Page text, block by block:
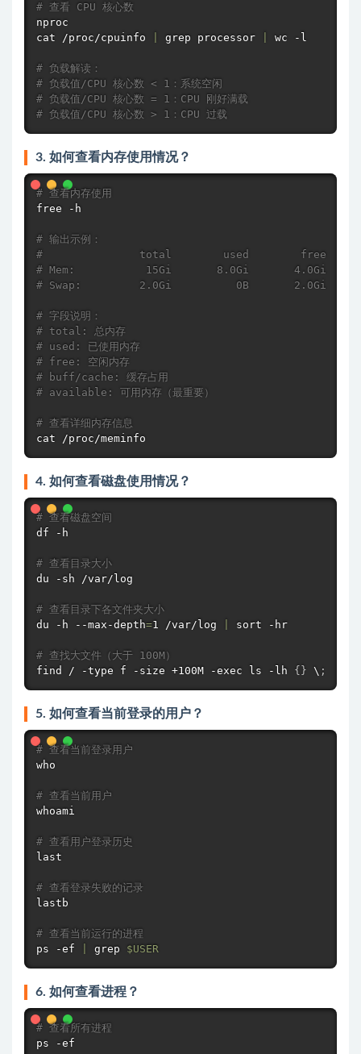
# 查看 CPU 核心数
cat /proc/cpuinfo grep processor wc -l
# 负载解读：
# 负载值/CPU 核心数 < 1：系统空闲
# 负载值/CPU 核心数 = 1：CPU 刚好满载
# 负载值/CPU 核心数 > 1：CPU 过载
3. 如何查看内存使用情况？
# 查看内存使用
free -h
# 输出示例：
#               total        used        free
# Mem:           15Gi       8.0Gi       4.0Gi
# Swap:         2.0Gi          0B       2.0Gi
# 字段说明：
# total: 总内存
# used: 已使用内存
# free: 空闲内存
# buff/cache: 缓存占用
# available: 可用内存（最重要）
# 查看详细内存信息
cat /proc/meminfo
4. 如何查看磁盘使用情况？
# 查看磁盘空间
df -h
# 查看目录大小
du -sh /var/log
# 查看目录下各文件夹大小
du -h --max-depth=1 /var/log sort -hr
# 查找大文件（大于 100M）
find
/ -type f -size +100M -exec ls -lh { } \ ;
5. 如何查看当前登录的用户？
# 查看当前登录用户
who
# 查看当前用户
whoami
# 查看用户登录历史
last
# 查看登录失败的记录
lastb
# 查看当前运行的进程
ps -ef grep $USER
6. 如何查看进程？
# 查看所有进程
ps -ef